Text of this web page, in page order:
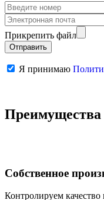
Прикрепить файл
Я принимаю
Преимущества
Собственное
Контролируем